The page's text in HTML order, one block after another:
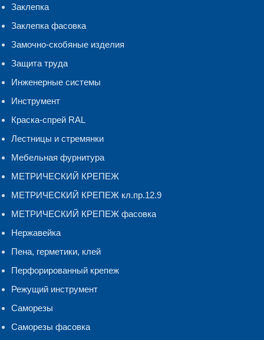
Заклепка
Заклепка фасовка
Замочно-скобяные изделия
Защита труда
Инженерные системы
Инструмент
Краска-спрей RAL
Лестницы и стремянки
Мебельная фурнитура
МЕТРИЧЕСКИЙ КРЕПЕЖ
МЕТРИЧЕСКИЙ КРЕПЕЖ кл.пр.12.9
МЕТРИЧЕСКИЙ КРЕПЕЖ фасовка
Нержавейка
Пена, герметики, клей
Перфорированный крепеж
Режущий инструмент
Саморезы
Саморезы фасовка